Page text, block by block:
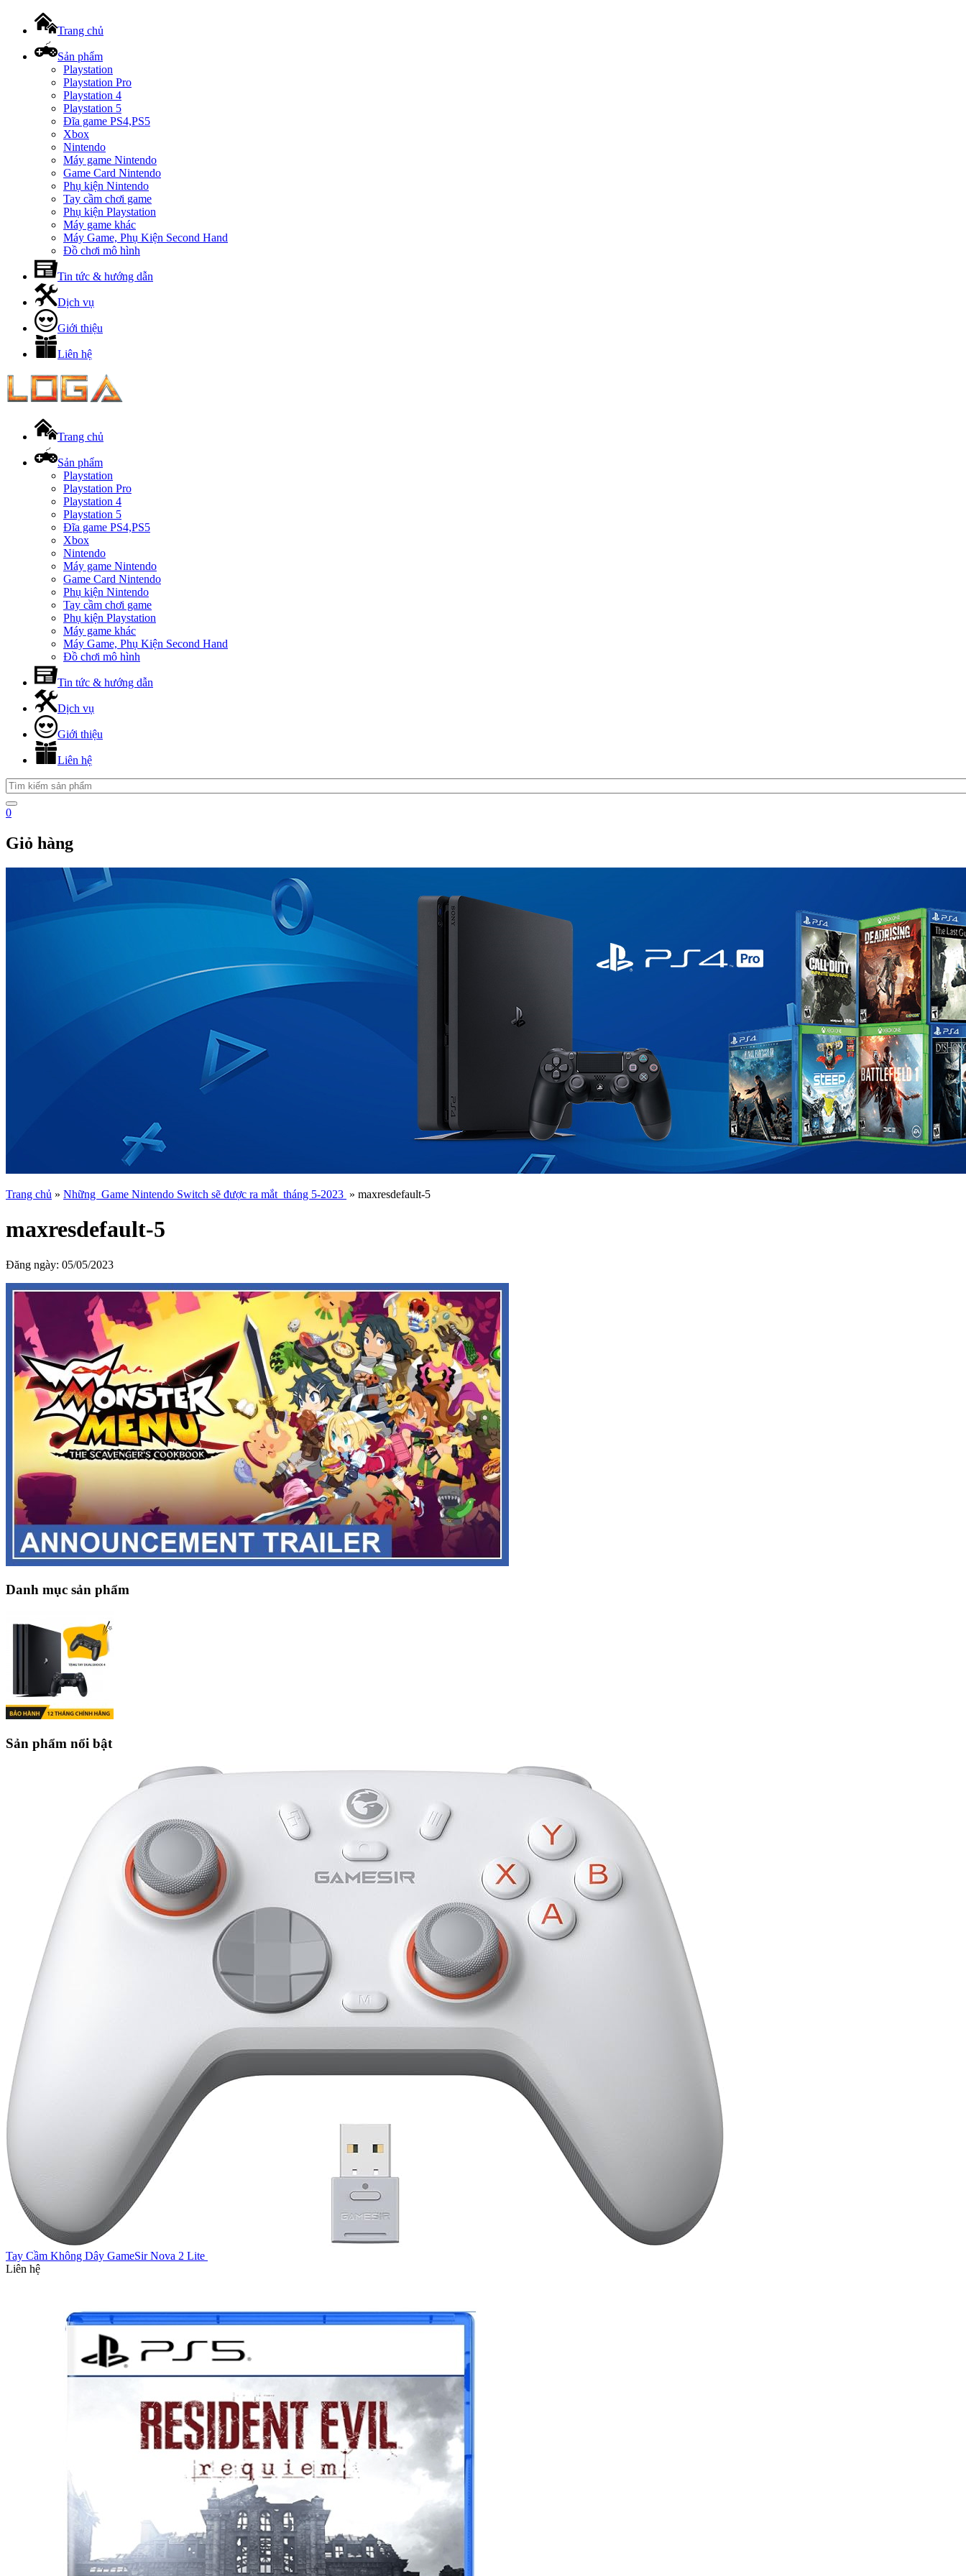
Trang chủ
Sản phẩm
Playstation
Playstation Pro
Playstation 4
Playstation 5
Đĩa game PS4,PS5
Xbox
Nintendo
Máy game Nintendo
Game Card Nintendo
Phụ kiện Nintendo
Tay cầm chơi game
Phụ kiện Playstation
Máy game khác
Máy Game, Phụ Kiện Second Hand
Đồ chơi mô hình
Tin tức & hướng dẫn
Dịch vụ
Giới thiệu
Liên hệ
Trang chủ
Sản phẩm
Playstation
Playstation Pro
Playstation 4
Playstation 5
Đĩa game PS4,PS5
Xbox
Nintendo
Máy game Nintendo
Game Card Nintendo
Phụ kiện Nintendo
Tay cầm chơi game
Phụ kiện Playstation
Máy game khác
Máy Game, Phụ Kiện Second Hand
Đồ chơi mô hình
Tin tức & hướng dẫn
Dịch vụ
Giới thiệu
Liên hệ
0
Giỏ hàng
Trang chủ » Những Game Nintendo Switch sẽ được ra mắt tháng 5-2023 » maxresdefault-5
maxresdefault-5
Đăng ngày: 05/05/2023
Danh mục sản phẩm
Sản phẩm nổi bật
Tay Cầm Không Dây GameSir Nova 2 Lite
Liên hệ